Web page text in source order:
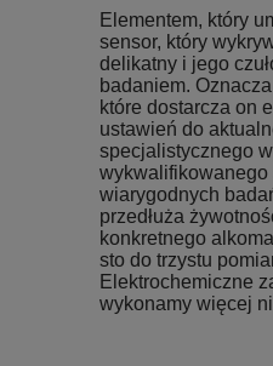
Elementem, który
sensor, który
delikatny i jego
badaniem.
które dostarcza on
ustawień do
specjalistycznego
wiarygodnych
przedłuża
konkretnego
sto do trzystu
Elektrochemiczne
wykonamy więcej